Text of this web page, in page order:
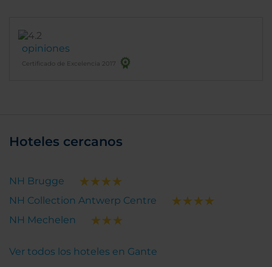
opiniones
Certificado de Excelencia 2017
Hoteles cercanos
NH Brugge
NH Collection Antwerp Centre
NH Mechelen
Ver todos los hoteles en Gante